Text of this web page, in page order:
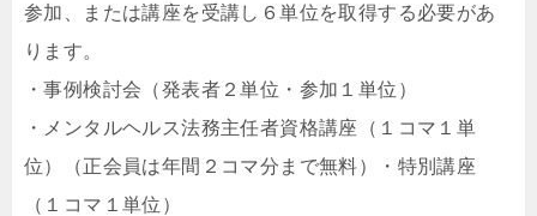
参加、または講座を受講し６単位を取得する必要があ
ります。
・事例検討会（発表者２単位・参加１単位）
・メンタルヘルス法務主任者資格講座（１コマ１単
位）（正会員は年間２コマ分まで無料）・特別講座
（１コマ１単位）